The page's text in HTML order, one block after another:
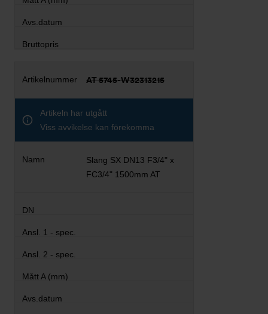
AT 5745-W32313215
Artikeln har utgått
Viss avvikelse kan förekomma
Slang SX DN13 F3/4" x
FC3/4" 1500mm AT